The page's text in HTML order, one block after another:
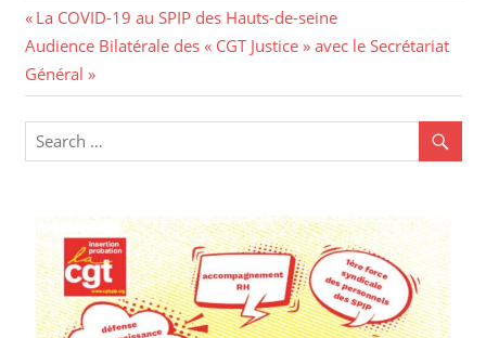
Navigation
de
l’article
Previous
Post:
La COVID-19 au SPIP des Hauts-de-seine
Next
Post:
Audience Bilatérale des « CGT Justice » avec le Secrétariat
Général